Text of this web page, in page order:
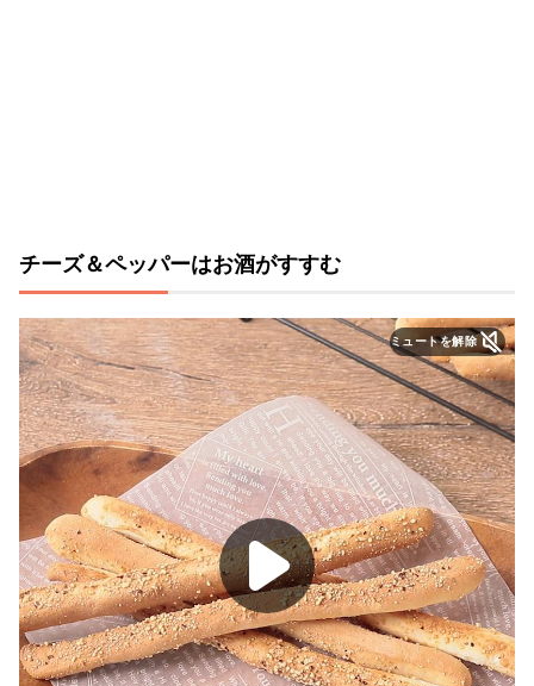
チーズ＆ペッパーはお酒がすすむ
ミュートを解除